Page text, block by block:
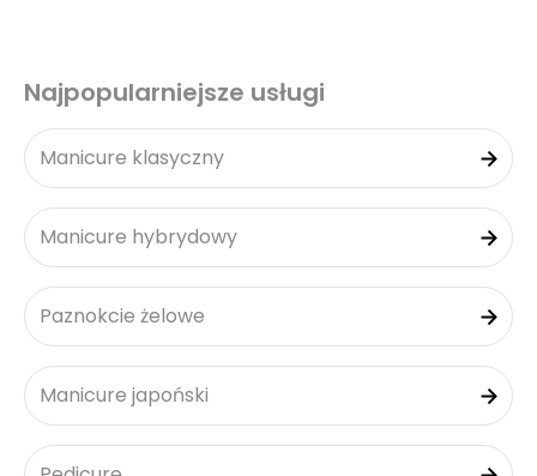
Najpopularniejsze usługi
Manicure klasyczny
Manicure hybrydowy
Paznokcie żelowe
Manicure japoński